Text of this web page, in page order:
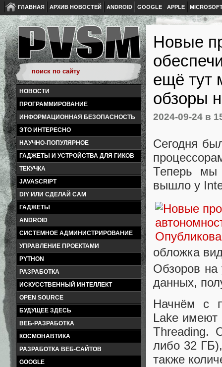
ГЛАВНАЯ АРХИВ НОВОСТЕЙ ANDROID GOOGLE APPLE
НОВОСТИ
ПРОГРАММИРОВАНИЕ
ИНФОРМАЦИОННАЯ БЕЗОПАСНОСТЬ
ЭТО ИНТЕРЕСНО
НАУЧНО-ПОПУЛЯРНОЕ
ГАДЖЕТЫ И УСТРОЙСТВА ДЛЯ ГИКОВ
ТЕКУЧКА
JAVASCRIPT
DIY ИЛИ СДЕЛАЙ САМ
ГАДЖЕТЫ
ANDROID
СИСТЕМНОЕ АДМИНИСТРИРОВАНИЕ
УПРАВЛЕНИЕ ПРОЕКТАМИ
PYTHON
РАЗРАБОТКА
ИСКУССТВЕННЫЙ ИНТЕЛЛЕКТ
OPEN SOURCE
БУДУЩЕЕ ЗДЕСЬ
ВЕБ-РАЗРАБОТКА
КОСМОНАВТИКА
РАЗРАБОТКА ВЕБ-САЙТОВ
GOOGLE
Новые
ещё тут
обзоры
2024-09-24 в
Сегодня
Теперь мы
вышло у
обложка
Обзоров на
данных,
Начнём с
Lake имеют
Threading.
либо 32
также